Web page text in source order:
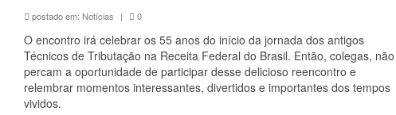
postado em: Notícias | 0
O encontro irá celebrar os 55 anos do início da jornada dos antigos
Técnicos de Tributação na Receita Federal do Brasil. Então, colegas, não
percam a oportunidade de participar desse delicioso reencontro e
relembrar momentos interessantes, divertidos e importantes dos tempos
vividos.